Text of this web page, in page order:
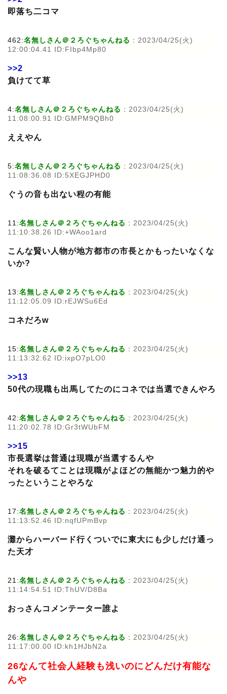
即落ち二コマ
462:名無しさん＠２ろぐちゃんねる : 2023/04/25(火)
12:00:04.41 ID:FIbp4Mp80
>>2
負けてて草
4:名無しさん＠２ろぐちゃんねる : 2023/04/25(火)
11:08:00.91 ID:GMPM9QBh0
ええやん
5:名無しさん＠２ろぐちゃんねる : 2023/04/25(火)
11:08:36.08 ID:5XEGJPHD0
ぐうの音も出ない程の有能
11:名無しさん＠２ろぐちゃんねる : 2023/04/25(火)
11:10:38.26 ID:+WAoo1ard
こんな賢い人物が地方都市の市長とかもったいなくな
いか?
13:名無しさん＠２ろぐちゃんねる : 2023/04/25(火)
11:12:05.09 ID:rEJWSu6Ed
コネだろw
15:名無しさん＠２ろぐちゃんねる : 2023/04/25(火)
11:13:32.62 ID:ixpO7pLO0
>>13
50代の現職も出馬してたのにコネでは当選できんやろ
42:名無しさん＠２ろぐちゃんねる : 2023/04/25(火)
11:20:02.78 ID:Gr3tWUbFM
>>15
市長選挙は普通は現職が当選するんや
それを破るてことは現職がよほどの無能かつ魅力的や
ったということやろな
17:名無しさん＠２ろぐちゃんねる : 2023/04/25(火)
11:13:52.46 ID:nqfUPmBvp
灘からハーバード行くついでに東大にも少しだけ通っ
た天才
21:名無しさん＠２ろぐちゃんねる : 2023/04/25(火)
11:14:54.51 ID:ThUV/D8Ba
おっさんコメンテーター誰よ
26:名無しさん＠２ろぐちゃんねる : 2023/04/25(火)
11:17:00.00 ID:kh1HJbN2a
26なんて社会人経験も浅いのにどんだけ有能な
んや